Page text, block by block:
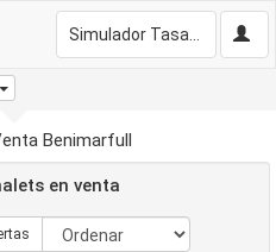
Benimarfull
en venta